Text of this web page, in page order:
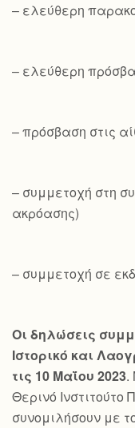
– ελεύθερη
– ελεύθερη
– πρόσβαση στις
– συμμετοχή στη
ακρόασης)
– συμμετοχή σε
Οι δηλώσεις
Ιστορικό και
τις 10 Μαΐου 2023.
Θερινό Ινστιτούτο
συνομιλήσουν με